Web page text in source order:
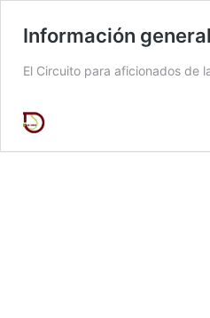
Información
El Circuito para aficionados de